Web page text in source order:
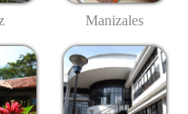
Manizales